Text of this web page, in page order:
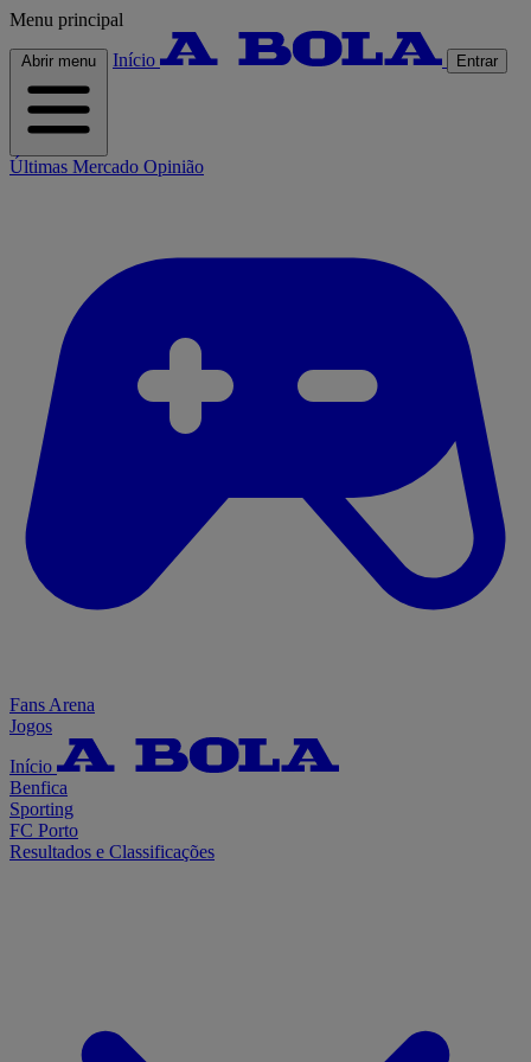
Menu principal
Abrir menu Início Entrar
Últimas Mercado Opinião
Fans Arena
Jogos
Início
Benfica
Sporting
FC Porto
Resultados e Classificações